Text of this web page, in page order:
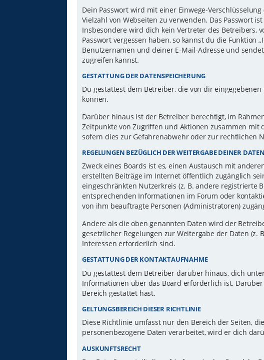
Dein Passwort wird mit einer Einwege-
Vielzahl von Webseiten zu verwenden. Das Passwort
Insbesondere wird dich kein Vertreter des Betreibers,
Passwort vergessen haben, so kannst du die Funktion
Benutzernamen und deiner E-Mail-Adresse und
zugreifen kannst.
GESTATTUNG DER DATENSPEICHERUNG
Du gestattest dem Betreiber, die von dir
können.
Darüber hinaus ist der Betreiber berechtigt, im
Zeitpunkte von Zugriffen und Aktionen zusammen
sofern dies zur Gefahrenabwehr oder zur rechtlichen
REGELUNGEN BEZÜGLICH DER WEITERGABE DEINER DATEN
Zweck eines Boards ist es, einen Austausch mit
erstellten Beiträge im Internet öffentlich zugänglich
eingeschränkten Nutzerkreis (z. B. andere registrierte
entsprechenden Informationen im Forum oder
von ihm beauftragte Personen (Administratoren)
Andere als die oben genannten Daten wird der
gesetzlicher Regelungen zur Weitergabe der Daten
Interessen erforderlich sind.
GESTATTUNG DER KONTAKTAUFNAHME
Du gestattest dem Betreiber darüber hinaus, dich
Informationen über das Board erforderlich ist.
Bereich gestattet hast.
GELTUNGSBEREICH DIESER RICHTLINIE
Diese Richtlinie umfasst nur den Bereich der Seiten,
personenbezogene Daten verarbeitet, wird er dich
AUSKUNFTSRECHT